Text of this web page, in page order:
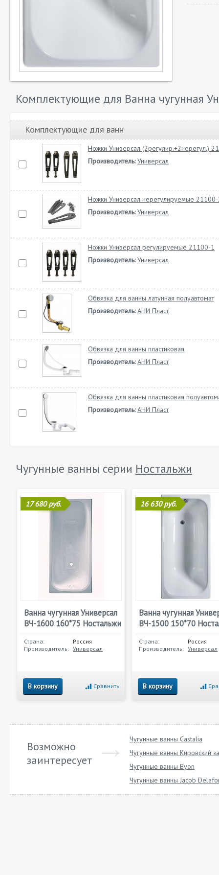
Комплектующие для Ванна чугунная
Комплектующие для ванн
Ножки Универсал (2регулир.+2нерегул.)
Производитель: Универсал
Ножки Универсал нерегулируемые
Производитель: Универсал
Ножки Универсал регулируемые 21100-1
Производитель: Универсал
Обвязка для ванны латунная полуавтомат
Производитель: АНИ Пласт
Обвязка для ванны пластиковая
Производитель: АНИ Пласт
Обвязка для ванны пластиковая
Производитель: АНИ Пласт
Чугунные ванны серии Ностальжи
17 680 руб.
Ванна чугунная Универсал
ВЧ-1600 160*75 Ностальжи
Страна:
Россия
Производитель: Универсал
В корзину Сравнить
16 630 руб.
Ванна чугунная
ВЧ-1500 150*70
Страна:
Россия
Производитель: Универсал
В корзину
Возможно
заинтересует
Чугунные ванны Castalia
Чугунные ванны Кировский
Чугунные ванны Byon
Чугунные ванны Jacob